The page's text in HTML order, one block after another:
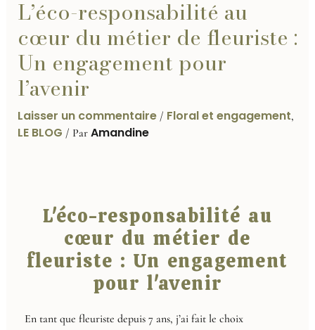
L’éco-responsabilité au
cœur du métier de fleuriste :
Un engagement pour
l’avenir
Laisser un commentaire / Floral et engagement,
LE BLOG / Par Amandine
L'éco-responsabilité au
cœur du métier de
fleuriste : Un engagement
pour l'avenir
En tant que fleuriste depuis 7 ans, j’ai fait le choix